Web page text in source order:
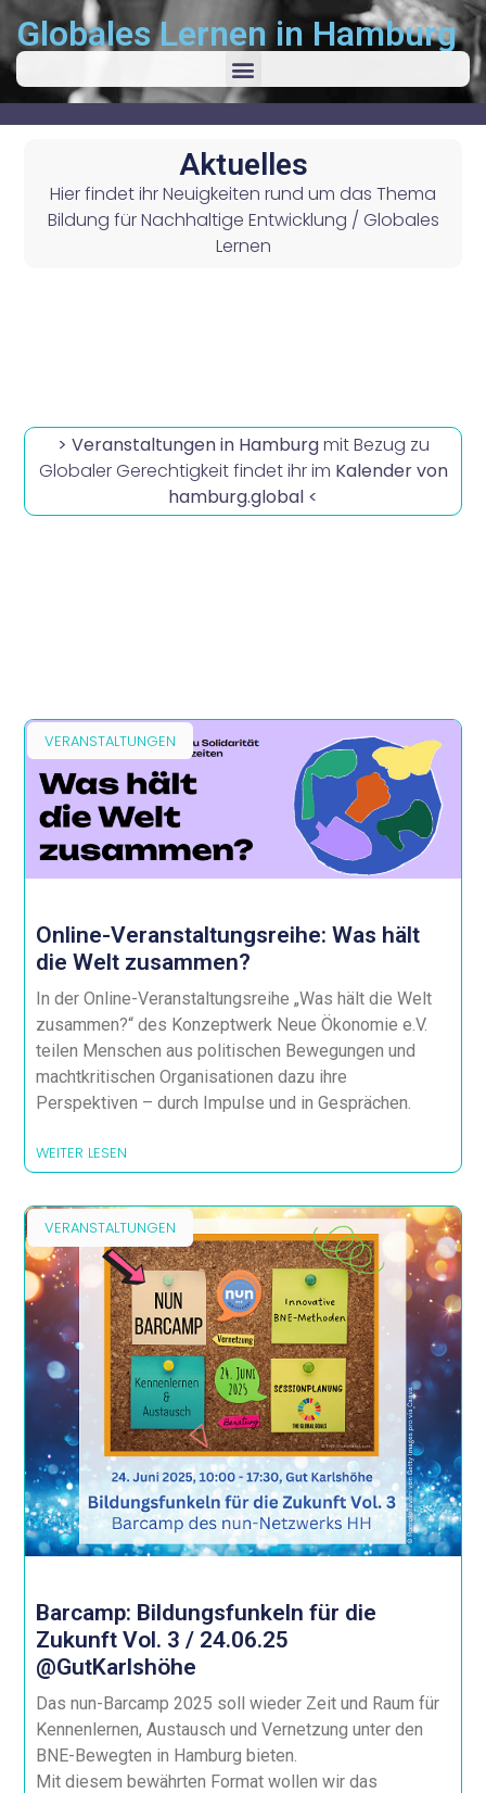
Globales Lernen in Hamburg
Aktuelles
Hier findet ihr Neuigkeiten rund um das Thema
Bildung für Nachhaltige Entwicklung / Globales
Lernen
> Veranstaltungen in Hamburgmit Bezug zu
Globaler Gerechtigkeit findet ihr im Kalender von
hamburg.global <
VERANSTALTUNGEN
Online-Veranstaltungsreihe: Was hält
die Welt zusammen?
In der Online-Veranstaltungsreihe „Was hält die Welt
zusammen?“ des Konzeptwerk Neue Ökonomie e.V.
teilen Menschen aus politischen Bewegungen und
machtkritischen Organisationen dazu ihre
Perspektiven – durch Impulse und in Gesprächen.
WEITER LESEN
VERANSTALTUNGEN
Barcamp: Bildungsfunkeln für die
Zukunft Vol. 3 / 24.06.25
@GutKarlshöhe
Das nun-Barcamp 2025 soll wieder Zeit und Raum für
Kennenlernen, Austausch und Vernetzung unter den
BNE-Bewegten in Hamburg bieten.
Mit diesem bewährten Format wollen wir das